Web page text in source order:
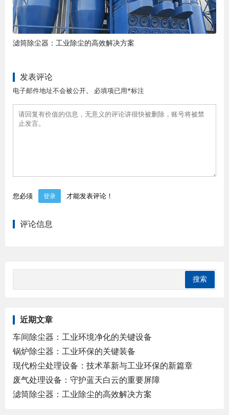
滤筒除尘器：工业除尘的高效解决方案
发表评论
电子邮件地址不会被公开。 必填项已用*标注
您必须 登录 才能发表评论！
评论信息
近期文章
车间除尘器：工业环境净化的关键设备
锅炉除尘器：工业环保的关键装备
现代粉尘处理设备：技术革新与工业环保的新篇章
废气处理设备：守护蓝天白云的重要屏障
滤筒除尘器：工业除尘的高效解决方案